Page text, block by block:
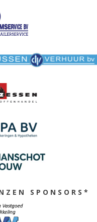
Z E N S P O N S O R S *